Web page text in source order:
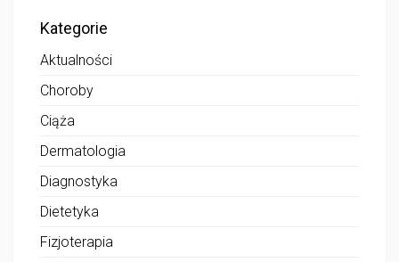
Kategorie
Aktualności
Choroby
Ciąża
Dermatologia
Diagnostyka
Dietetyka
Fizjoterapia